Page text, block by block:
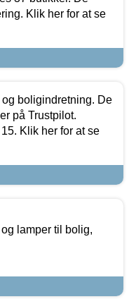
Klik her for at se
boligindretning. De
på Trustpilot.
Klik her for at se
lamper til bolig,